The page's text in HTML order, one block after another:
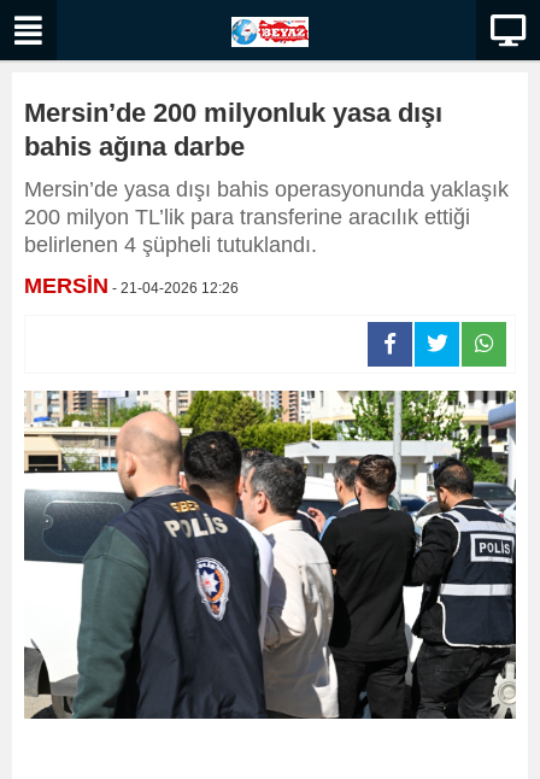
Mersin’de 200 milyonluk yasa dışı
bahis ağına darbe
Mersin’de yasa dışı bahis operasyonunda yaklaşık
200 milyon TL’lik para transferine aracılık ettiği
belirlenen 4 şüpheli tutuklandı.
MERSİN - 21-04-2026 12:26